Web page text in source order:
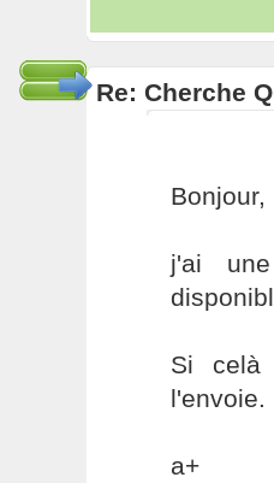
Re: Cherche
Bonjour,
j'ai
Si celà
l'envoie.
a+